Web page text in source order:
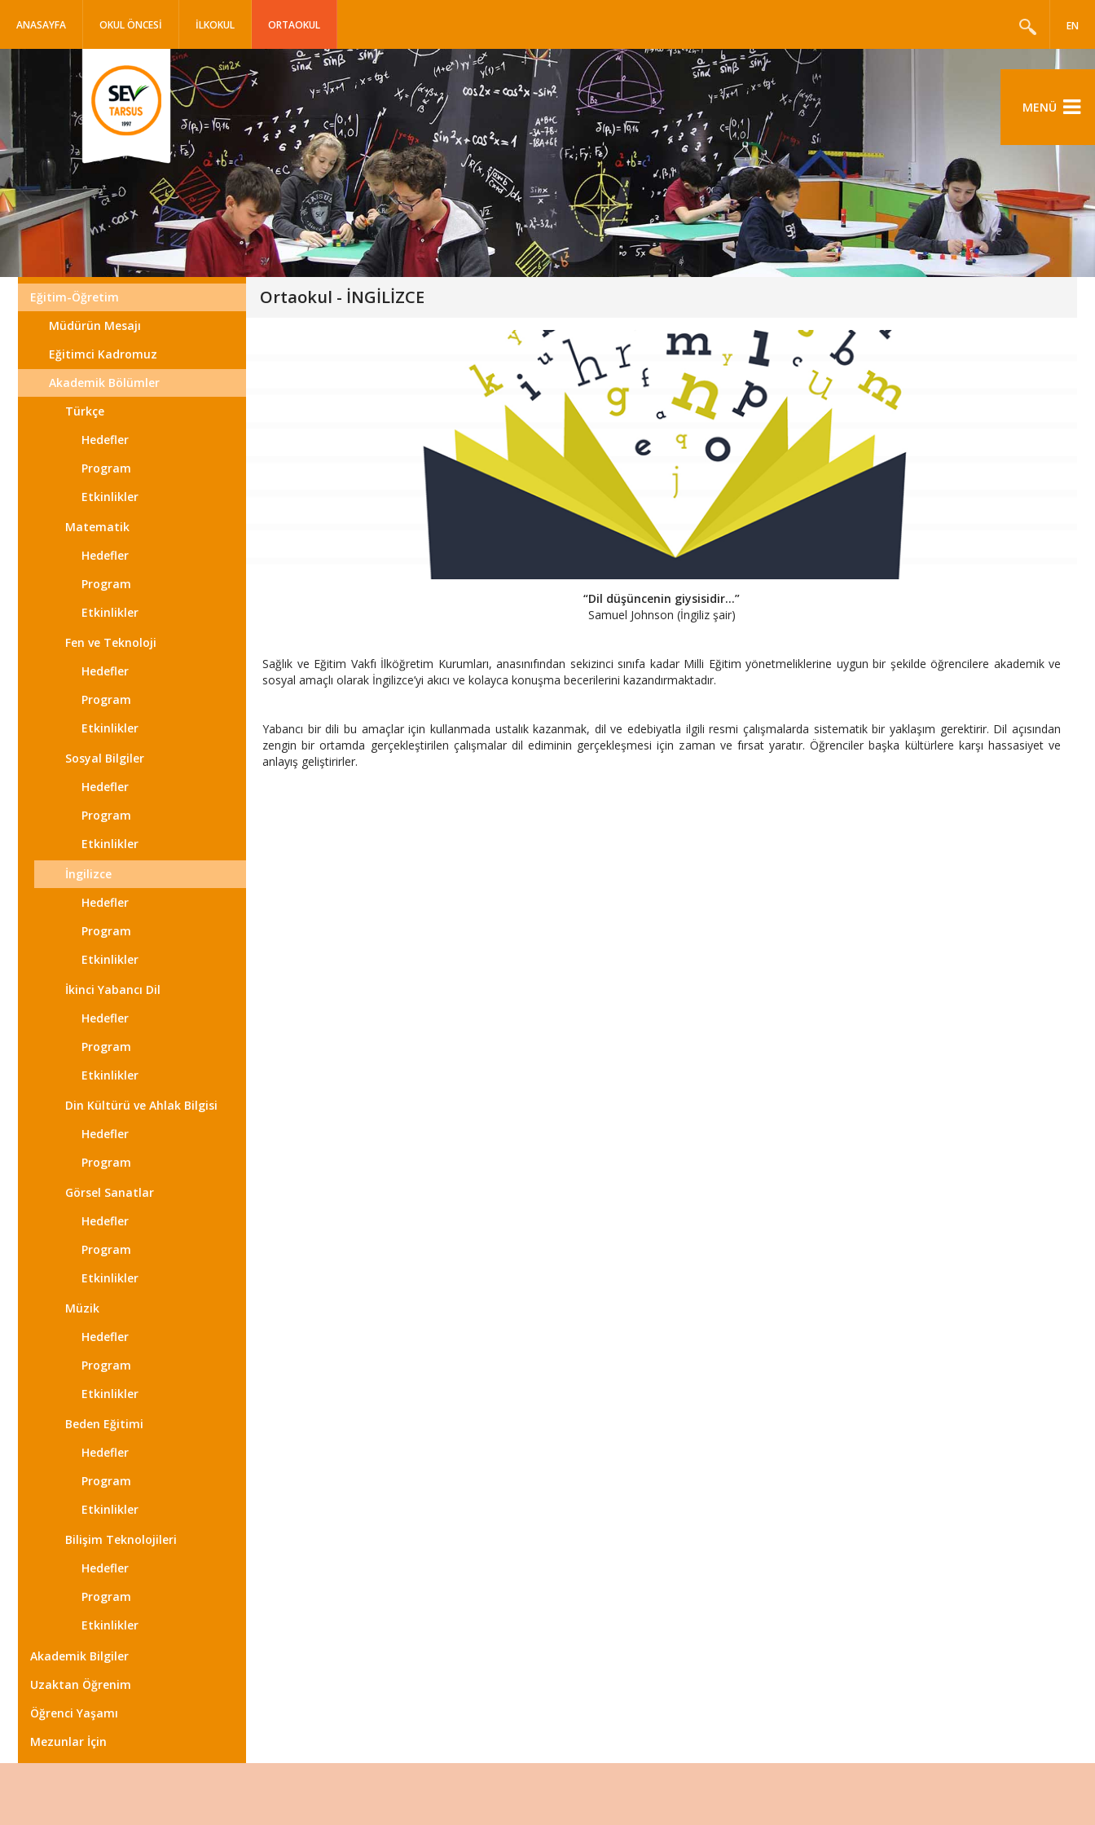
ANASAYFA OKUL ÖNCESİ İLKOKUL ORTAOKUL EN
MENÜ
Ortaokul - İNGİLİZCE
Eğitim-Öğretim
Müdürün Mesajı
Eğitimci Kadromuz
Akademik Bölümler
Türkçe
Hedefler
Program
Etkinlikler
Matematik
Hedefler
Program
Etkinlikler
Fen ve Teknoloji
Hedefler
Program
Etkinlikler
Sosyal Bilgiler
Hedefler
Program
Etkinlikler
İngilizce
Hedefler
Program
Etkinlikler
İkinci Yabancı Dil
Hedefler
Program
Etkinlikler
Din Kültürü ve Ahlak Bilgisi
Hedefler
Program
Görsel Sanatlar
Hedefler
Program
Etkinlikler
Müzik
Hedefler
Program
Etkinlikler
Beden Eğitimi
Hedefler
Program
Etkinlikler
Bilişim Teknolojileri
Hedefler
Program
Etkinlikler
Akademik Bilgiler
Uzaktan Öğrenim
Öğrenci Yaşamı
Mezunlar İçin
“Dil düşüncenin giysisidir...”
Samuel Johnson (İngiliz şair)
Sağlık ve Eğitim Vakfı İlköğretim Kurumları, anasınıfından sekizinci sınıfa kadar Milli Eğitim yönetmeliklerine uygun bir şekilde öğrencilere akademik ve
sosyal amaçlı olarak İngilizce’yi akıcı ve kolayca konuşma becerilerini kazandırmaktadır.
Yabancı bir dili bu amaçlar için kullanmada ustalık kazanmak, dil ve edebiyatla ilgili resmi çalışmalarda sistematik bir yaklaşım gerektirir. Dil açısından
zengin bir ortamda gerçekleştirilen çalışmalar dil ediminin gerçekleşmesi için zaman ve fırsat yaratır. Öğrenciler başka kültürlere karşı hassasiyet ve
anlayış geliştirirler.